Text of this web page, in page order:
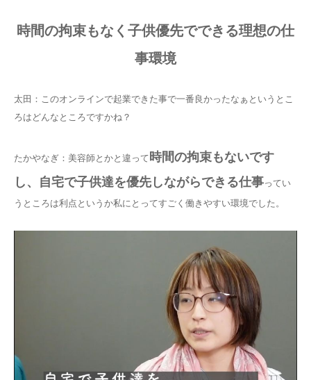
時間の拘束もなく子供優先でできる理想の仕
事環境
太田：このオンラインで起業できた事で一番良かったなぁというとこ
ろはどんなところですかね？
たかやなぎ：美容師とかと違って時間の拘束もないです
し、自宅で子供達を優先しながらできる仕事ってい
うところは利点というか私にとってすごく働きやすい環境でした。